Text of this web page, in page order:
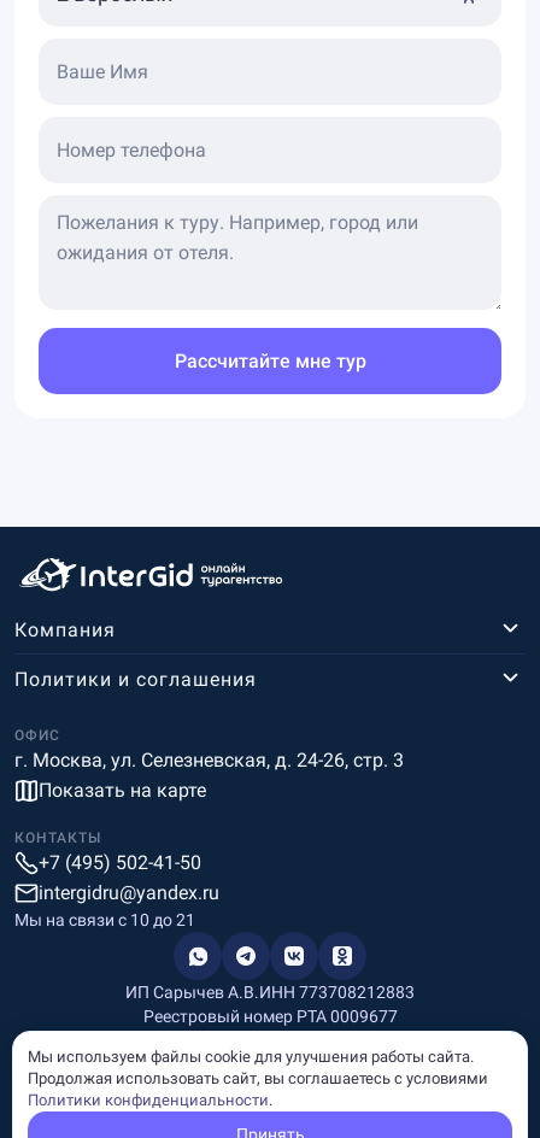
Ваше Имя
Номер телефона
Рассчитайте мне тур
Компания
ОФИС
г. Москва, ул. Селезневская, д. 24-26, стр. 3
Показать на карте
Политики и соглашения
КОНТАКТЫ
+7 (495) 502-41-50
intergidru@yandex.ru
Мы на связи c 10 до 21
ИП Сарычев А.В.ИНН 773708212883
Реестровый номер РТА 0009677
Информация, размещённая на сайте, носит информационный
характер и не является рекламой и публичной офертой.
Мы используем файлы cookie для улучшения работы сайта.
Продолжая использовать сайт, вы соглашаетесь с условиями
Политики конфиденциальности.